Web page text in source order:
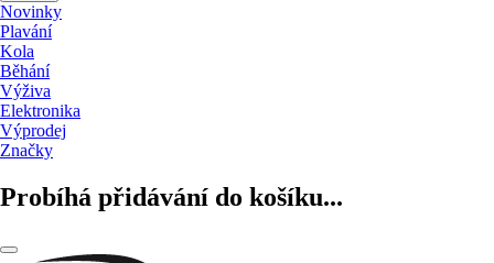
Novinky
Plavání
Kola
Běhání
Výživa
Elektronika
Výprodej
Značky
Probíhá přidávání do košíku...